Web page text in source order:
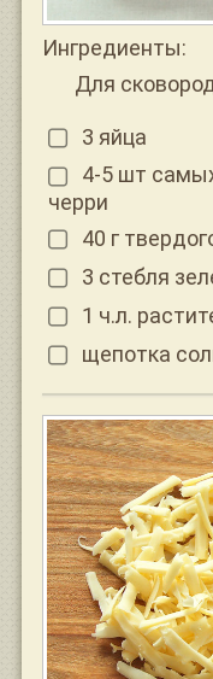
Ингредиенты:
Для
3 яйца
4-5 шт
черри
40 г
3 стебля
1 ч.л.
щепотка